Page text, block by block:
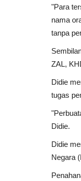
"Para
nama
tanpa
ZAL,
Didie
tugas
Didie.
Didie
Negara